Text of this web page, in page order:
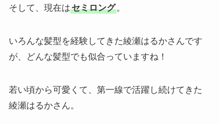
そして、現在はセミロング。
いろんな髪型を経験してきた綾瀬はるかさんです
が、どんな髪型でも似合っていますね！
若い頃から可愛くて、第一線で活躍し続けてきた
綾瀬はるかさん。